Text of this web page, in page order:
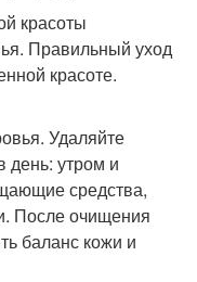
красоты
Правильный уход
красоте.
Удаляйте
утром и
средства,
После очищения
баланс кожи и